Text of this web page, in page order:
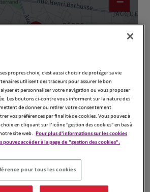
Leaflet| Map ©2026HERE
Itinéraire
propres choix, c’est aussi choisir de protéger sa vie
utilisent des traceurs pour assurer le bon
et personnaliser votre navigation ou vous proposer
Les boutons ci-contre vous informent sur la nature des
de donner ou retirer votre consentement
vos préférences par finalité de cookies. Vous pouvez à
en cliquant sur l’icône "gestion des cookies" en bas à
site web. Pour plus d'informations sur les cookies
pouvez accéder à la page de "gestion des cookies".
pour tous les cookies